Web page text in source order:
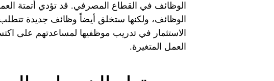
الوظائف في القطاع المصرفي. قد تؤدي أتمتة
الوظائف، ولكنها ستخلق أيضاً وظائف جديدة
الاستثمار في تدريب موظفيها لمساعدتهم على
العمل المتغيرة.